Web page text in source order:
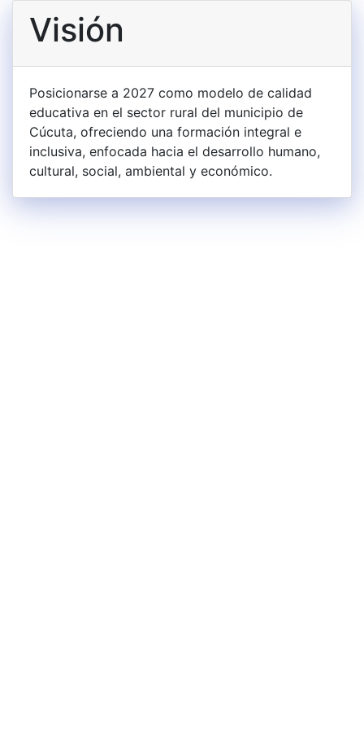
Visión
Posicionarse a 2027 como modelo de calidad
educativa en el sector rural del municipio de
Cúcuta, ofreciendo una formación integral e
inclusiva, enfocada hacia el desarrollo humano,
cultural, social, ambiental y económico.